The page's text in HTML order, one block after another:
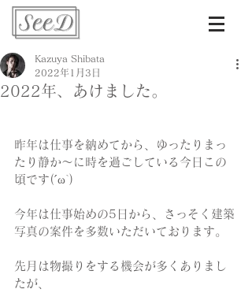
2022年、あけました。
Kazuya Shibata
2022年1月3日
昨年は仕事を納めてから、ゆったりまっ
たり静か～に時を過ごしている今日この
頃です(´ω`)
今年は仕事始めの5日から、さっそく建築
写真の案件を多数いただいております。
先月は物撮りをする機会が多くありまし
たが、